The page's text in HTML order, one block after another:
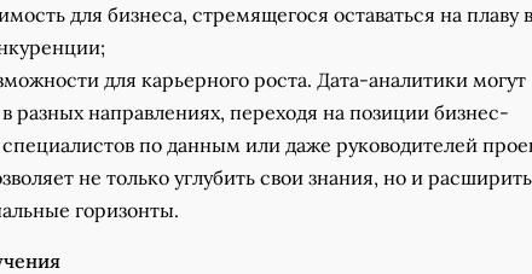
для бизнеса, стремящегося оставаться на плаву в
для карьерного роста. Дата-аналитики могут
в разных направлениях, переходя на позиции бизнес-
по данным или даже руководителей
не только углубить свои знания, но и расширить
горизонты.